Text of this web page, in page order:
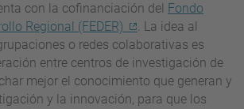
con la cofinanciación del Fondo
Regional (FEDER)
. La idea al
o redes colaborativas es
entre centros de investigación de
mejor el conocimiento que generan y
y la innovación, para que los